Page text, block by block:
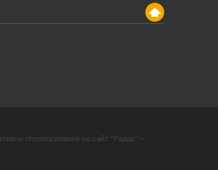
гіперпосилання на сайт “Радар” –